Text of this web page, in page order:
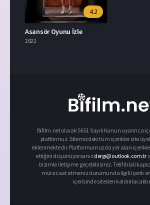
4.2
Asansör Oyunu İzle
2022
Bifilm.net olarak 5651 Sayılı Kanun uyarınca
platformuz. Sitemizdeki tüm içerikler site
eklenmektedir. Platformumuzda yer alan
ettiğini düşünüyorsanızdergi@outlook.com.tr
bizimle iletişime geçebilirsiniz. Telif ihlali
müracaat etmeniz durumunda ilgili içerik en
içerisinde siteden